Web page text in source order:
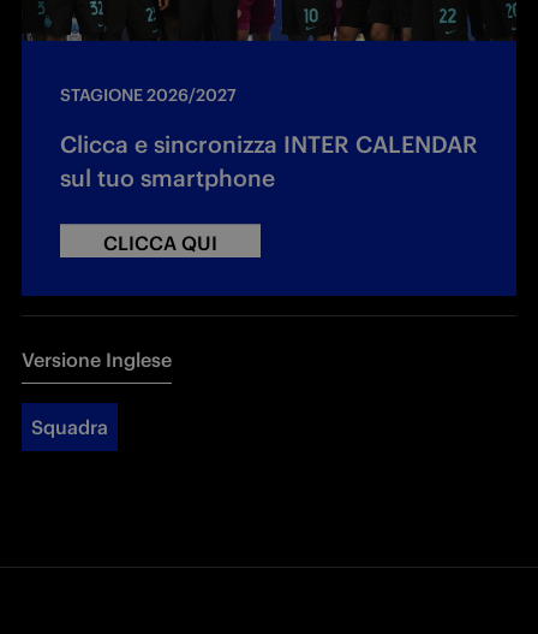
STAGIONE 2026/2027
Clicca e sincronizza INTER CALENDAR
sul tuo smartphone
CLICCA QUI
Versione Inglese
Squadra